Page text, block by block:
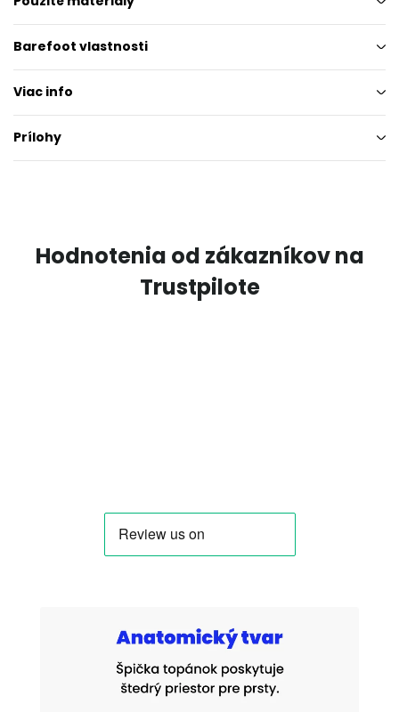
Barefoot vlastnosti
Viac info
Prílohy
Hodnotenia od zákazníkov na
Trustpilote